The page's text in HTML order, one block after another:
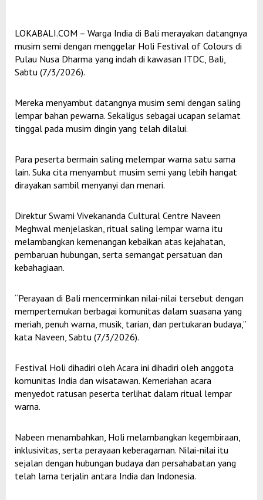
LOKABALI.COM – Warga India di Bali merayakan datangnya
musim semi dengan menggelar Holi Festival of Colours di
Pulau Nusa Dharma yang indah di kawasan ITDC, Bali,
Sabtu (7/3/2026).
Mereka menyambut datangnya musim semi dengan saling
lempar bahan pewarna. Sekaligus sebagai ucapan selamat
tinggal pada musim dingin yang telah dilalui.
Para peserta bermain saling melempar warna satu sama
lain. Suka cita menyambut musim semi yang lebih hangat
dirayakan sambil menyanyi dan menari.
Direktur Swami Vivekananda Cultural Centre Naveen
Meghwal menjelaskan, ritual saling lempar warna itu
melambangkan kemenangan kebaikan atas kejahatan,
pembaruan hubungan, serta semangat persatuan dan
kebahagiaan.
“Perayaan di Bali mencerminkan nilai-nilai tersebut dengan
mempertemukan berbagai komunitas dalam suasana yang
meriah, penuh warna, musik, tarian, dan pertukaran budaya,”
kata Naveen, Sabtu (7/3/2026).
Festival Holi dihadiri oleh Acara ini dihadiri oleh anggota
komunitas India dan wisatawan. Kemeriahan acara
menyedot ratusan peserta terlihat dalam ritual lempar
warna.
Nabeen menambahkan, Holi melambangkan kegembiraan,
inklusivitas, serta perayaan keberagaman. Nilai-nilai itu
sejalan dengan hubungan budaya dan persahabatan yang
telah lama terjalin antara India dan Indonesia.